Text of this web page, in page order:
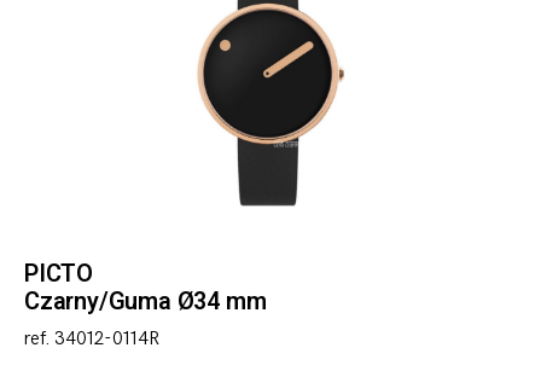
PICTO
Czarny/Guma Ø34 mm
ref. 34012-0114R